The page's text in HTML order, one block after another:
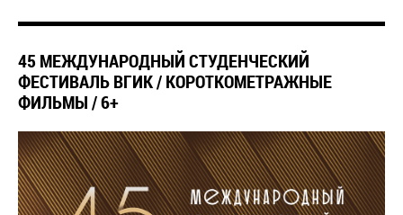
45 МЕЖДУНАРОДНЫЙ СТУДЕНЧЕСКИЙ
ФЕСТИВАЛЬ ВГИК / КОРОТКОМЕТРАЖНЫЕ
ФИЛЬМЫ / 6+